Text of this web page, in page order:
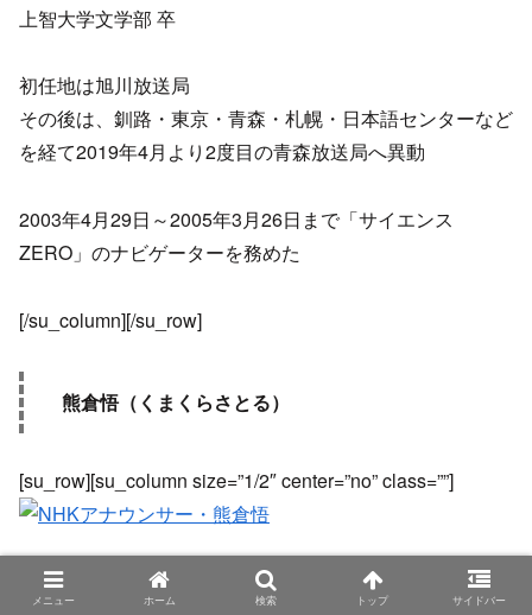
上智大学文学部 卒
初任地は旭川放送局
その後は、釧路・東京・青森・札幌・日本語センターなど
を経て2019年4月より2度目の青森放送局へ異動
2003年4月29日～2005年3月26日まで「サイエンス
ZERO」のナビゲーターを務めた
[/su_column][/su_row]
熊倉悟（くまくらさとる）
[su_row][su_column size=”1/2″ center=”no” class=””]
出典： 熊倉悟｜アナウンサーを探す | NHK アナウンス室
メニュー ホーム 検索 トップ サイドバー